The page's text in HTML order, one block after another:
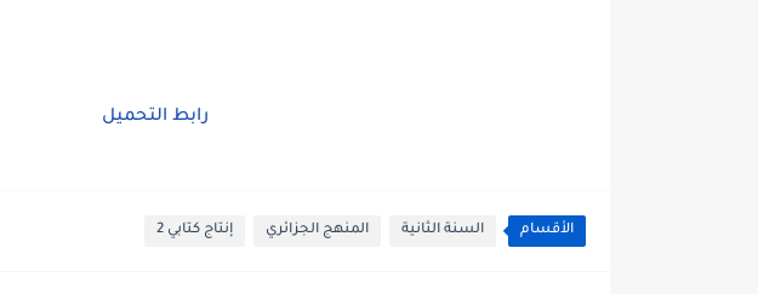
رابط التحميل
الأقسام السنة الثانية المنهج الجزائري إنتاج كتابي 2